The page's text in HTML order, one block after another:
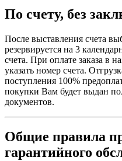
По счету, без
После выставления счета
резервируется на 3
счета. При оплате заказа в
указать номер счета.
поступления 100%
покупки Вам будет выдан
документов.
Общие правила
гарантийного